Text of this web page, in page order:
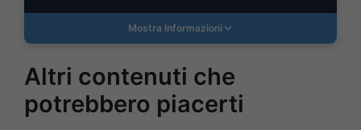
Mostra Informazioni
Altri contenuti che
potrebbero piacerti